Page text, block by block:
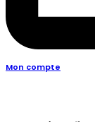
Mon compte